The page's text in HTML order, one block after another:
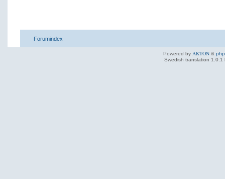
Forumindex
Powered by AKTON&
Swedish translation